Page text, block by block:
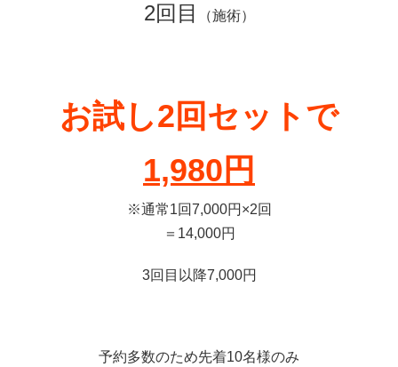
2回目
（施術）
お試し2回セットで
1,980円
※通常1回7,000円×2回
＝14,000円
3回目以降7,000円
予約多数のため先着10名様のみ